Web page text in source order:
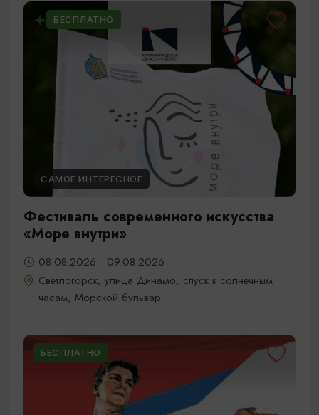
БЕСПЛАТНО
САМОЕ ИНТЕРЕСНОЕ
Фестиваль современного искусства
«Море внутри»
08.08.2026 - 09.08.2026
Светлогорск, улица Динамо, спуск к солнечным
часам, Морской бульвар
БЕСПЛАТНО